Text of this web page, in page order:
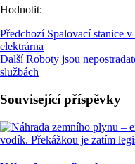
Hodnotit:
Předchozí Spalovací stanice
elektrárna
Další Roboty jsou
službách
Související příspěvky